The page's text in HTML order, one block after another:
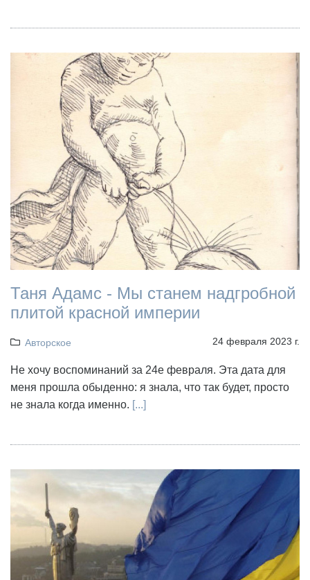
Таня Адамс - Мы станем надгробной
плитой красной империи
Авторское 24 февраля 2023 г.
Не хочу воспоминаний за 24е февраля. Эта дата для
меня прошла обыденно: я знала, что так будет, просто
не знала когда именно. [...]